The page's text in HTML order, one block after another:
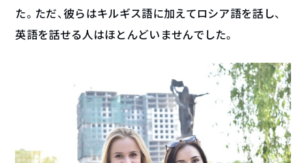
た。ただ、彼らはキルギス語に加えてロシア語を話し、
英語を話せる人はほとんどいませんでした。